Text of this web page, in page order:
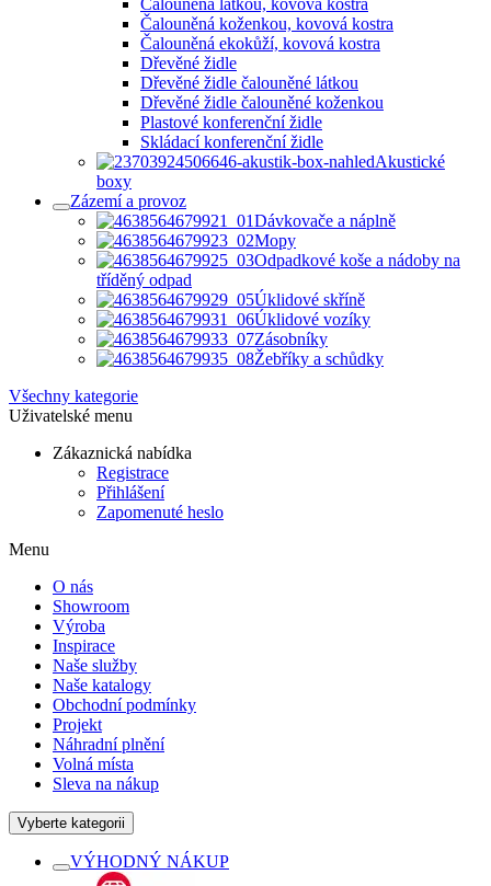
Čalouněná látkou, kovová kostra
Čalouněná koženkou, kovová kostra
Čalouněná ekokůží, kovová kostra
Dřevěné židle
Dřevěné židle čalouněné látkou
Dřevěné židle čalouněné koženkou
Plastové konferenční židle
Skládací konferenční židle
Akustické
boxy
Zázemí a provoz
Dávkovače a náplně
Mopy
Odpadkové koše a nádoby na
tříděný odpad
Úklidové skříně
Úklidové vozíky
Zásobníky
Žebříky a schůdky
Všechny kategorie
Uživatelské menu
Zákaznická nabídka
Registrace
Přihlášení
Zapomenuté heslo
Menu
O nás
Showroom
Výroba
Inspirace
Naše služby
Naše katalogy
Obchodní podmínky
Projekt
Náhradní plnění
Volná místa
Sleva na nákup
Vyberte kategorii
VÝHODNÝ NÁKUP